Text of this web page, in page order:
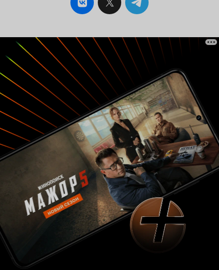
персонажи, их много, у каждого своя история
засветился лишь на несколько серий
проработаны настолько прекрасно, что
запоминаются на долго (генерал Фу Ху Шень,
из середины 1 сезона, яркий тому пример). В-
третьих, техническая сторона. Здесь стоит
отметить невероятное улучшение картинки и
прорисовки персонажей во втором сезоне,
создатели проделали большую работу –
улучшив не самую выдающуюся картинку из
первого сезона, заметьте – не оставили, как
есть, это говорит о любви к своему детищу и
желании профессионально расти. Прекрасно
проработан звук, про оригинальную озвучку
говорить не буду, скажу только, что русский
дубляж получился на славу. А вот музыкальное
сопровождение отметить стоит, оно
действительно заставило порадоваться, и
пополнило мой трек лист, и речь здесь не
только о стартовых и финальных композициях,
но и тех фоновых саундтреках, которые
сопровождали битвы и смерти персонажей.
P.S. Вот уже больше года прошло с того
момента, как я посмотрел 2 сезон, о 3 до сих
пор ничего неслышно, вероятно проект
отправился в «долгий ящик», надеюсь, что не
навсегда. У режиссеров, сценаристов и студии
Pierrot получилась прекрасная история,